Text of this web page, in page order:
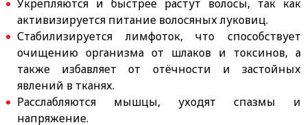
Укрепляются и быстрее растут волосы, так как
активизируется питание волосяных луковиц.
Стабилизируется лимфоток, что способствует
очищению организма от шлаков и токсинов, а
также избавляет от отёчности и застойных
явлений в тканях.
Расслабляются мышцы, уходят спазмы и
напряжение.